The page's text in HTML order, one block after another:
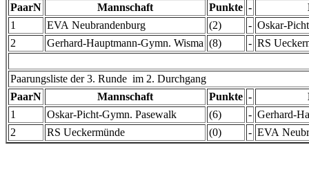
PaarN
Mannschaft Punkte -
1
EVA Neubrandenburg (2) - Oskar-
2
Gerhard-Hauptmann-Gymn. Wisma (8) - RS
Paarungsliste der 3. Runde im 2. Durchgang
PaarN
Mannschaft Punkte -
1
Oskar-Picht-Gymn. Pasewalk (6) - Gerhard-
2
RS Ueckermünde (0) - EVA